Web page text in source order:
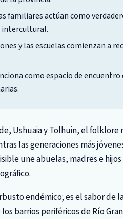
familiares actúan como
intercultural.
y las escuelas comienzan a
como espacio de
Ushuaia y Tolhuin, el folklore
las generaciones más
une abuelas, madres e
endémico; es el sabor de
barrios periféricos de Río